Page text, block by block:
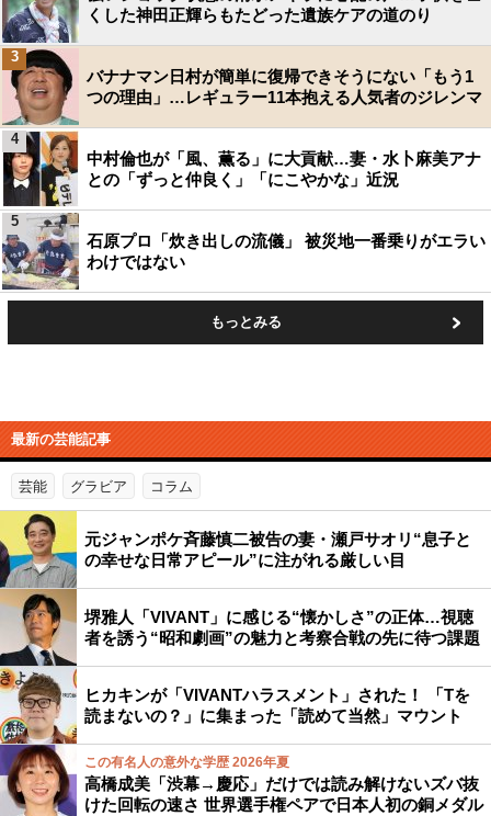
くした神田正輝らもたどった遺族ケアの道のり
バナナマン日村が簡単に復帰できそうにない「もう1
つの理由」…レギュラー11本抱える人気者のジレンマ
3
中村倫也が「風、薫る」に大貢献…妻・水卜麻美アナ
との「ずっと仲良く」「にこやかな」近況
4
石原プロ「炊き出しの流儀」 被災地一番乗りがエラい
わけではない
5
もっとみる
最新の芸能記事
芸能 グラビア コラム
元ジャンポケ斉藤慎二被告の妻・瀬戸サオリ“息子と
の幸せな日常アピール”に注がれる厳しい目
堺雅人「VIVANT」に感じる“懐かしさ”の正体…視聴
者を誘う“昭和劇画”の魅力と考察合戦の先に待つ課題
ヒカキンが「VIVANTハラスメント」された！ 「Tを
読まないの？」に集まった「読めて当然」マウント
この有名人の意外な学歴 2026年夏
高橋成美「渋幕→慶応」だけでは読み解けないズバ抜
けた回転の速さ 世界選手権ペアで日本人初の銅メダル